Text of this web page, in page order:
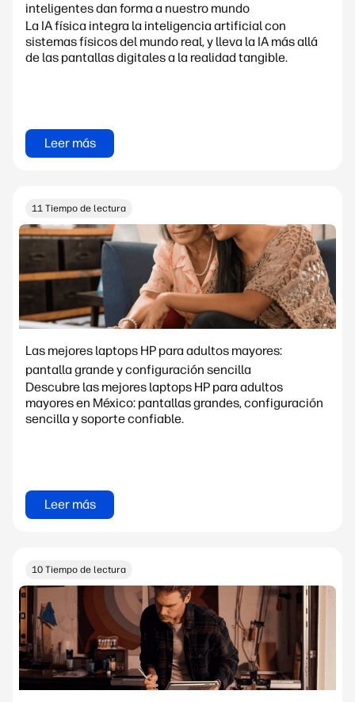
inteligentes dan forma a nuestro mundo
La IA física integra la inteligencia artificial con
sistemas físicos del mundo real, y lleva la IA más allá
de las pantallas digitales a la realidad tangible.
Leer más
11 Tiempo de lectura
Las mejores laptops HP para adultos mayores:
pantalla grande y configuración sencilla
Descubre las mejores laptops HP para adultos
mayores en México: pantallas grandes, configuración
sencilla y soporte confiable.
Leer más
10 Tiempo de lectura